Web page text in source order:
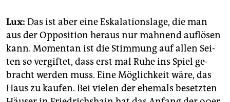
Lux: Das ist aber eine Es­ka­la­ti­ons­la­ge, die man
aus der Op­po­si­ti­on her­aus nur mah­nend auf­lö­sen
kann. Mo­men­tan ist die Stim­mung auf allen Sei­
ten so ver­gif­tet, dass erst mal Ruhe ins Spiel ge­
bracht wer­den muss. Eine Mög­lich­keit wäre, das
Haus zu kau­fen. Bei vie­len der ehe­mals be­setz­ten